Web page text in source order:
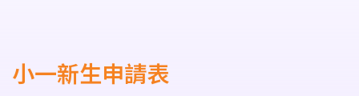
小一新生申請表